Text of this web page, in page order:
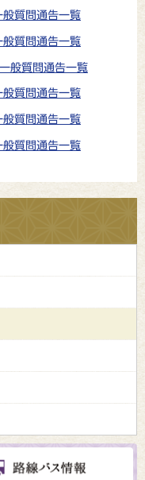
質問通告一覧
質問通告一覧
般質問通告一覧
質問通告一覧
質問通告一覧
質問通告一覧